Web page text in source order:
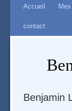
navigation
Accueil
contact
Benjamin